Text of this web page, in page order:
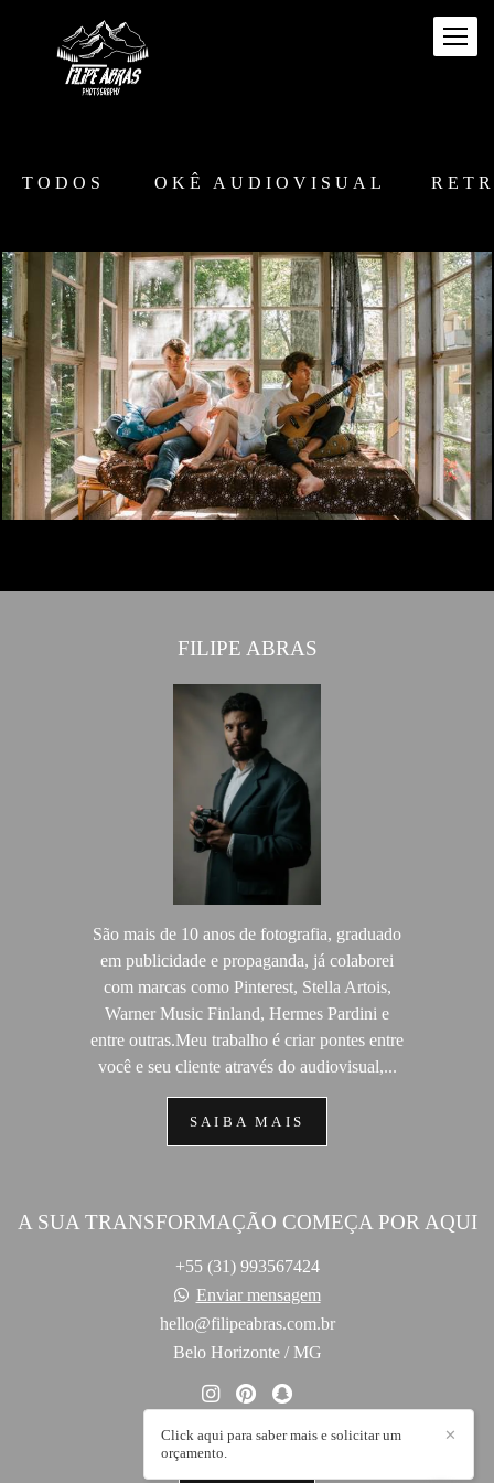
TODOS OKÊ AUDIOVISUAL
3616 1
FILIPE ABRAS
São mais de 10 anos de fotografia, graduado
em publicidade e propaganda, já colaborei
com marcas como Pinterest, Stella Artois,
Warner Music Finland, Hermes Pardini e
entre outras.Meu trabalho é criar pontes entre
você e seu cliente através do audiovisual,...
SAIBA MAIS
A SUA TRANSFORMAÇÃO COMEÇA POR AQUI
+55 (31) 993567424
Enviar mensagem
hello@filipeabras.com.br
Belo Horizonte / MG
✕
Click aqui para saber mais e solicitar um
orçamento.